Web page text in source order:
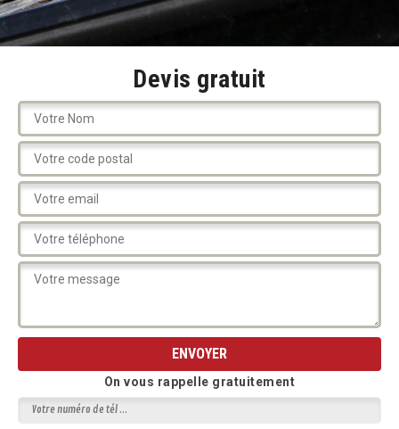
Devis gratuit
On vous rappelle gratuitement